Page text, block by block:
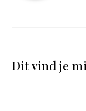
Dit vind je